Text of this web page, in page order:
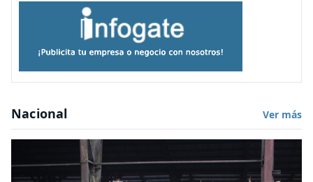
Nacional Ver más